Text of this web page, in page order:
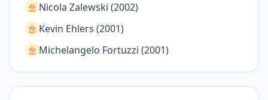
🎂 Nicola Zalewski (2002)
🎂 Kevin Ehlers (2001)
🎂 Michelangelo Fortuzzi (2001)